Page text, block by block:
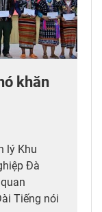
khăn
lý Khu
Đà
Tiếng nói